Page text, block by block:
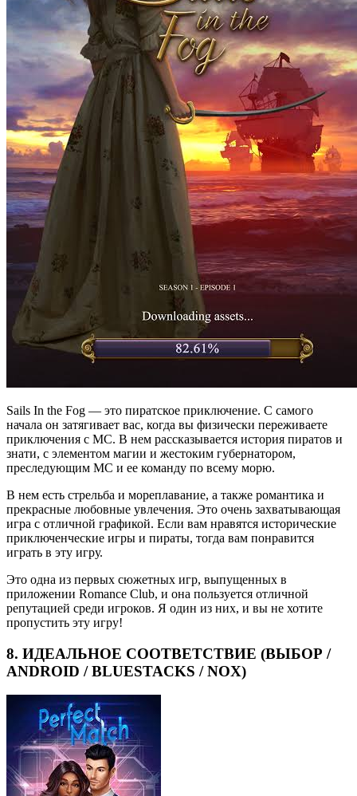
Sails In the Fog — это пиратское приключение. С самого
начала он затягивает вас, когда вы физически переживаете
приключения с MC. В нем рассказывается история пиратов и
знати, с элементом магии и жестоким губернатором,
преследующим MC и ее команду по всему морю.
В нем есть стрельба и мореплавание, а также романтика и
прекрасные любовные увлечения. Это очень захватывающая
игра с отличной графикой. Если вам нравятся исторические
приключенческие игры и пираты, тогда вам понравится
играть в эту игру.
Это одна из первых сюжетных игр, выпущенных в
приложении Romance Club, и она пользуется отличной
репутацией среди игроков. Я один из них, и вы не хотите
пропустить эту игру!
8. ИДЕАЛЬНОЕ СООТВЕТСТВИЕ (ВЫБОР /
ANDROID / BLUESTACKS / NOX)